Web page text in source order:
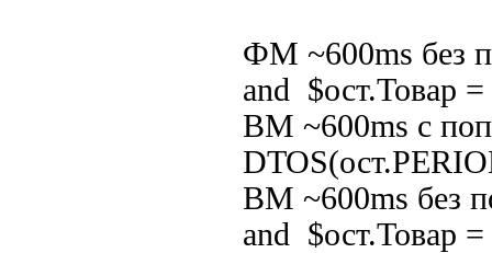
ФМ ~600ms без
and $ост.Товар =
ВМ ~600ms с
ВМ ~600ms без
and $ост.Товар =